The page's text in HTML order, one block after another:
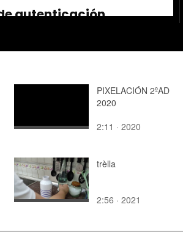
PIXELACIÓN 2ºAD
2020
2:11 · 2020
trèlla
2:56 · 2021